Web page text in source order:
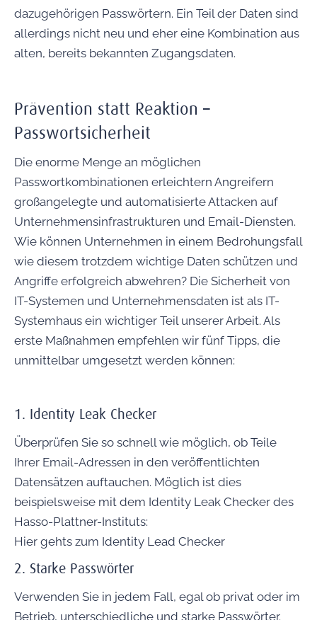
dazugehörigen Passwörtern. Ein Teil der Daten sind
allerdings nicht neu und eher eine Kombination aus
alten, bereits bekannten Zugangsdaten.
Prävention statt Reaktion –
Passwortsicherheit
Die enorme Menge an möglichen
Passwortkombinationen erleichtern Angreifern
großangelegte und automatisierte Attacken auf
Unternehmensinfrastrukturen und Email-Diensten.
Wie können Unternehmen in einem Bedrohungsfall
wie diesem trotzdem wichtige Daten schützen und
Angriffe erfolgreich abwehren? Die Sicherheit von
IT-Systemen und Unternehmensdaten ist als IT-
Systemhaus ein wichtiger Teil unserer Arbeit. Als
erste Maßnahmen empfehlen wir fünf Tipps, die
unmittelbar umgesetzt werden können:
1. Identity Leak Checker
Überprüfen Sie so schnell wie möglich, ob Teile
Ihrer Email-Adressen in den veröffentlichten
Datensätzen auftauchen. Möglich ist dies
beispielsweise mit dem Identity Leak Checker des
Hasso-Plattner-Instituts:
Hier gehts zum Identity Lead Checker
2. Starke Passwörter
Verwenden Sie in jedem Fall, egal ob privat oder im
Betrieb, unterschiedliche und starke Passwörter.